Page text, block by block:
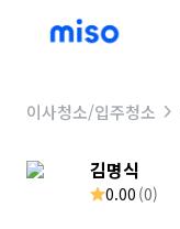
이사청소/입주청소
김명식
0.00 (0)